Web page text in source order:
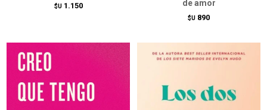
$U 1.150
de amor
$U 890